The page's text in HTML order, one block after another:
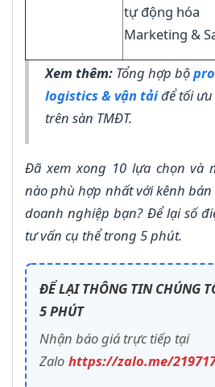
tự động hóa
Marketing &
Xem thêm: Tổng hợp bộ
logistics & vận tảiđể tối
trên sàn TMĐT.
Đã xem xong 10 lựa chọn và
nào phù hợp nhất với kênh
doanh nghiệp bạn? Để lại số
tư vấn cụ thể trong 5 phút.
ĐỂ LẠI THÔNG TIN CHÚNG
5 PHÚT
Nhận báo giá trực tiếp tại
Zalo https://zalo.me/